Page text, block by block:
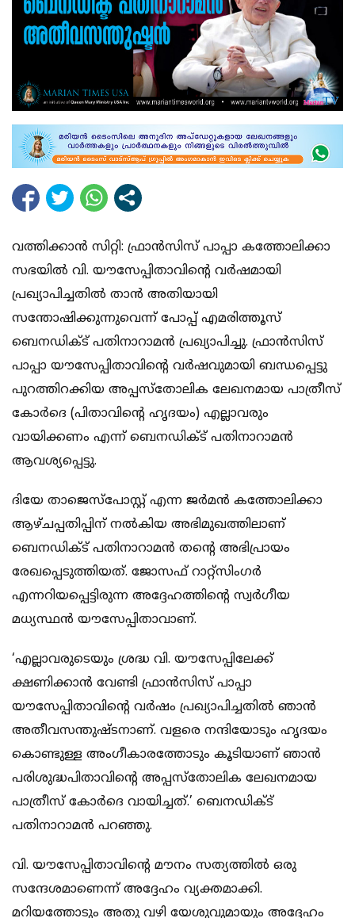
വത്തിക്കാന്‍ സിറ്റി: ഫ്രാന്‍സിസ് പാപ്പാ കത്തോലിക്കാ
സഭയില്‍ വി. യൗസേപ്പിതാവിന്റെ വര്‍ഷമായി
പ്രഖ്യാപിച്ചതില്‍ താന്‍ അതിയായി
സന്തോഷിക്കുന്നുവെന്ന് പോപ്പ് എമരിത്തൂസ്
ബെനഡിക്ട് പതിനാറാമന്‍ പ്രഖ്യാപിച്ചു. ഫ്രാന്‍സിസ്
പാപ്പാ യൗസേപ്പിതാവിന്റെ വര്‍ഷവുമായി ബന്ധപ്പെട്ടു
പുറത്തിറക്കിയ അപ്പസ്‌തോലിക ലേഖനമായ പാത്രീസ്
കോര്‍ദെ (പിതാവിന്റെ ഹൃദയം) എല്ലാവരും
വായിക്കണം എന്ന് ബെനഡിക്ട് പതിനാറാമന്‍
ആവശ്യപ്പെട്ടു.
ദിയേ താജെസ്‌പോസ്റ്റ് എന്ന ജര്‍മന്‍ കത്തോലിക്കാ
ആഴ്ചപ്പതിപ്പിന് നല്‍കിയ അഭിമുഖത്തിലാണ്
ബെനഡിക്ട് പതിനാറാമന്‍ തന്റെ അഭിപ്രായം
രേഖപ്പെടുത്തിയത്. ജോസഫ് റാറ്റ്‌സിംഗര്‍
എന്നറിയപ്പെട്ടിരുന്ന അദ്ദേഹത്തിന്റെ സ്വര്‍ഗീയ
മധ്യസ്ഥന്‍ യൗസേപ്പിതാവാണ്.
‘എല്ലാവരുടെയും ശ്രദ്ധ വി. യൗസേപ്പിലേക്ക്
ക്ഷണിക്കാന്‍ വേണ്ടി ഫ്രാന്‍സിസ് പാപ്പാ
യൗസേപ്പിതാവിന്റെ വര്‍ഷം പ്രഖ്യാപിച്ചതില്‍ ഞാന്‍
അതീവസന്തുഷ്ടനാണ്. വളരെ നന്ദിയോടും ഹൃദയം
കൊണ്ടുള്ള അംഗീകാരത്തോടും കൂടിയാണ് ഞാന്‍
പരിശുദ്ധപിതാവിന്റെ അപ്പസ്‌തോലിക ലേഖനമായ
പാത്രീസ് കോര്‍ദെ വായിച്ചത്.’ ബെനഡിക്ട്
പതിനാറാമന്‍ പറഞ്ഞു.
വി. യൗസേപ്പിതാവിന്റെ മൗനം സത്യത്തില്‍ ഒരു
സന്ദേശമാണെന്ന് അദ്ദേഹം വ്യക്തമാക്കി.
മറിയത്തോടും അതു വഴി യേശുവുമായും അദ്ദേഹം